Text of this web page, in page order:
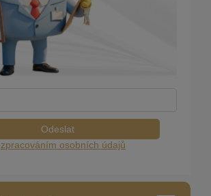
Odeslat
zpracováním osobních údajů